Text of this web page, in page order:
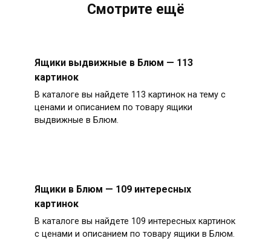
Смотрите ещё
Ящики выдвижные в Блюм — 113
картинок
В каталоге вы найдете 113 картинок на тему с
ценами и описанием по товару ящики
выдвижные в Блюм.
Ящики в Блюм — 109 интересных
картинок
В каталоге вы найдете 109 интересных картинок
с ценами и описанием по товару ящики в Блюм.